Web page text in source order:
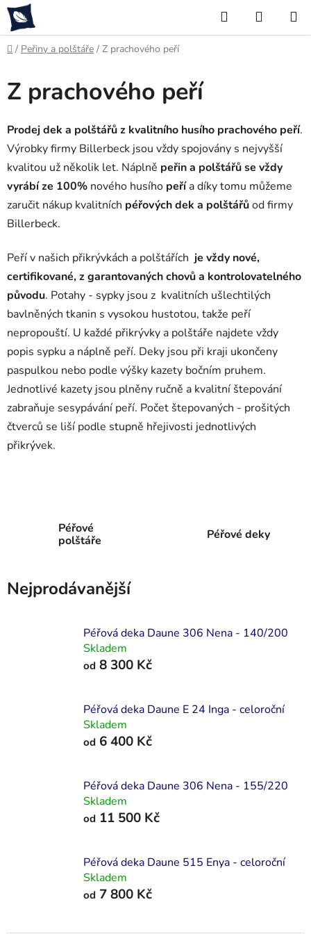
Přejít
na
obsah
Hledat
KOŠÍK
Domů
/ Peřiny a polštáře / Z prachového peří
Z prachového peří
Prodej dek a polštářů z kvalitního husího prachového peří.
Výrobky firmy Billerbeck jsou vždy spojovány s nejvyšší
kvalitou už několik let. Náplně peřin a polštářů se vždy
vyrábí ze 100% nového husího peří a díky tomu můžeme
zaručit nákup kvalitních péřových dek a polštářůod firmy
Billerbeck.
Peří v našich přikrývkách a polštářích je vždy nové,
certifikované, z garantovaných chovů a kontrolovatelného
původu. Potahy - sypky jsou z kvalitních ušlechtilých
bavlněných tkanin s vysokou hustotou, takže peří
nepropouští. U každé přikrývky a polštáře najdete vždy
popis sypku a náplně peří. Deky jsou při kraji ukončeny
paspulkou nebo podle výšky kazety bočním pruhem.
Jednotlivé kazety jsou plněny ručně a kvalitní štepování
zabraňuje sesypávání peří. Počet štepovaných - prošitých
čtverců se liší podle stupně hřejivosti jednotlivých
přikrývek.
Péřové
polštáře
Péřové deky
Nejprodávanější
Péřová deka Daune 306 Nena - 140/200
Skladem
od 8 300 Kč
Péřová deka Daune E 24 Inga - celoroční
Skladem
od 6 400 Kč
Péřová deka Daune 306 Nena - 155/220
Skladem
od 11 500 Kč
Péřová deka Daune 515 Enya - celoroční
Skladem
od 7 800 Kč